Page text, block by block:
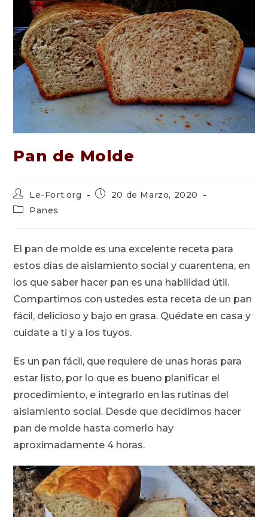
Pan de Molde
Autor
de
la
Le-Fort.org
Publicación
20 de Marzo, 2020
Categoría
entrada:
Panes
El pan de molde es una excelente receta para
estos días de aislamiento social y cuarentena, en
los que saber hacer pan es una habilidad útil.
Compartimos con ustedes esta receta de un pan
fácil, delicioso y bajo en grasa. Quédate en casa y
cuídate a ti y a los tuyos.
Es un pan fácil, que requiere de unas horas para
estar listo, por lo que es bueno planificar el
procedimiento, e integrarlo en las rutinas del
aislamiento social. Desde que decidimos hacer
pan de molde hasta comerlo hay
aproximadamente 4 horas.